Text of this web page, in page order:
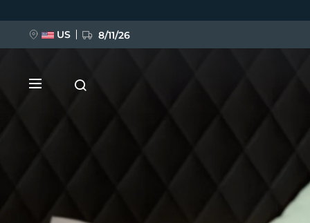
US 8/11/26